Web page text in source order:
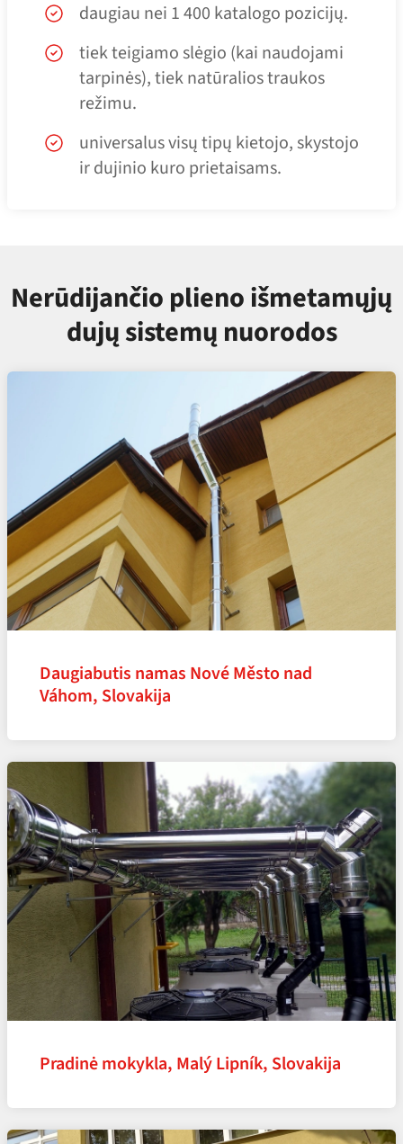
daugiau nei 1 400 katalogo pozicijų.
tiek teigiamo slėgio (kai naudojami
tarpinės), tiek natūralios traukos
režimu.
universalus visų tipų kietojo, skystojo
ir dujinio kuro prietaisams.
Nerūdijančio plieno išmetamųjų
dujų sistemų nuorodos
Daugiabutis namas Nové Město nad
Váhom, Slovakija
Pradinė mokykla, Malý Lipník, Slovakija